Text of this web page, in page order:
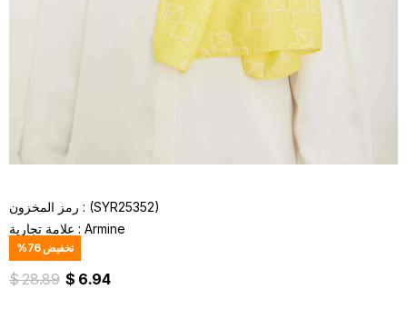
رمز المخزون
(SYR25352)
علامة تجارية : Armine
%76تخفيض
$ 28.89 $ 6.94